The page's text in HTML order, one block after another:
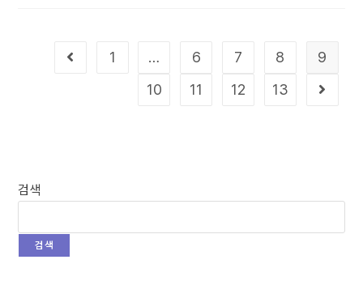
1 … 6 7 8
9
10
11 12 13
검색
검색